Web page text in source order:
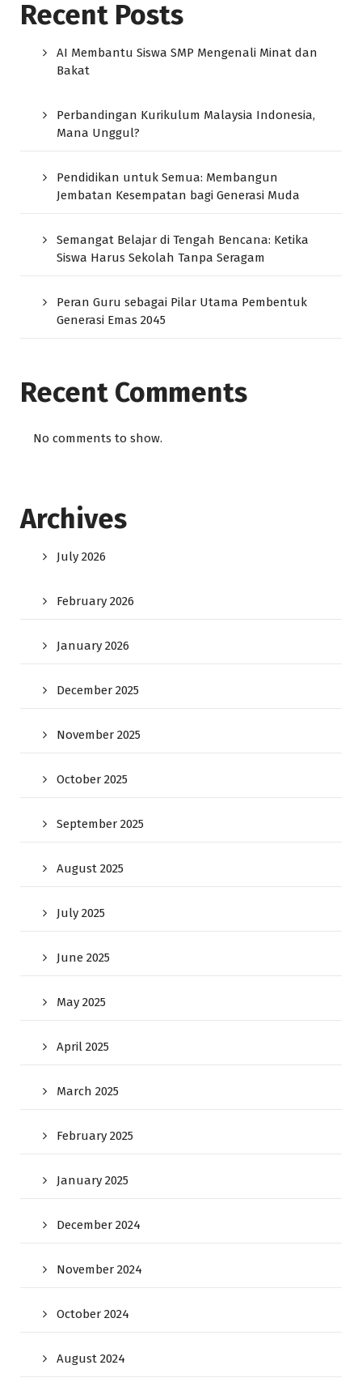
Recent Posts
AI Membantu Siswa SMP Mengenali Minat dan
Bakat
Perbandingan Kurikulum Malaysia Indonesia,
Mana Unggul?
Pendidikan untuk Semua: Membangun
Jembatan Kesempatan bagi Generasi Muda
Semangat Belajar di Tengah Bencana: Ketika
Siswa Harus Sekolah Tanpa Seragam
Peran Guru sebagai Pilar Utama Pembentuk
Generasi Emas 2045
Recent Comments
No comments to show.
Archives
July 2026
February 2026
January 2026
December 2025
November 2025
October 2025
September 2025
August 2025
July 2025
June 2025
May 2025
April 2025
March 2025
February 2025
January 2025
December 2024
November 2024
October 2024
August 2024